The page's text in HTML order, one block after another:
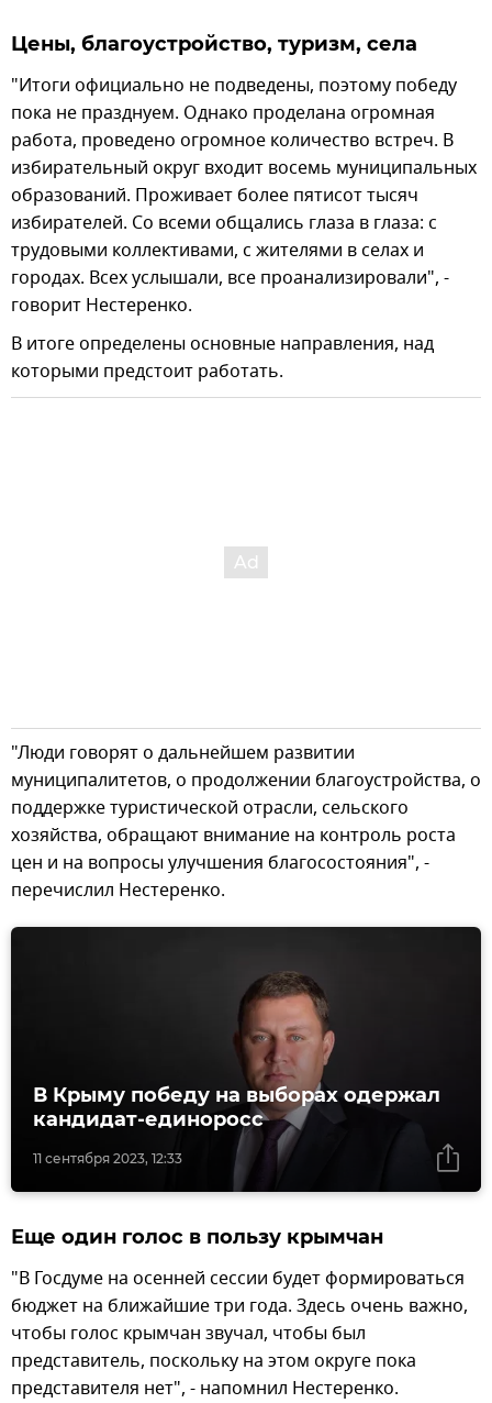
Цены, благоустройство, туризм, села
"Итоги официально не подведены, поэтому победу
пока не празднуем. Однако проделана огромная
работа, проведено огромное количество встреч. В
избирательный округ входит восемь муниципальных
образований. Проживает более пятисот тысяч
избирателей. Со всеми общались глаза в глаза: с
трудовыми коллективами, с жителями в селах и
городах. Всех услышали, все проанализировали", -
говорит Нестеренко.
В итоге определены основные направления, над
которыми предстоит работать.
"Люди говорят о дальнейшем развитии
муниципалитетов, о продолжении благоустройства, о
поддержке туристической отрасли, сельского
хозяйства, обращают внимание на контроль роста
цен и на вопросы улучшения благосостояния", -
перечислил Нестеренко.
11 сентября 2023, 12:33
В Крыму победу на выборах одержал
кандидат-единоросс
Еще один голос в пользу крымчан
"В Госдуме на осенней сессии будет формироваться
бюджет на ближайшие три года. Здесь очень важно,
чтобы голос крымчан звучал, чтобы был
представитель, поскольку на этом округе пока
представителя нет", - напомнил Нестеренко.